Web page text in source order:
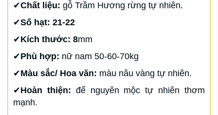
✔Chất liệu: gỗ Trầm Hương rừng tự nhiên.
✔Số hạt: 21-22
✔Kích thước: 8mm
✔Phù hợp: nữ nam 50-60-70kg
✔Màu sắc/ Hoa văn: màu nâu vàng tự nhiên.
✔Hoàn thiện: để nguyên mộc tự nhiên thơm
mạnh.